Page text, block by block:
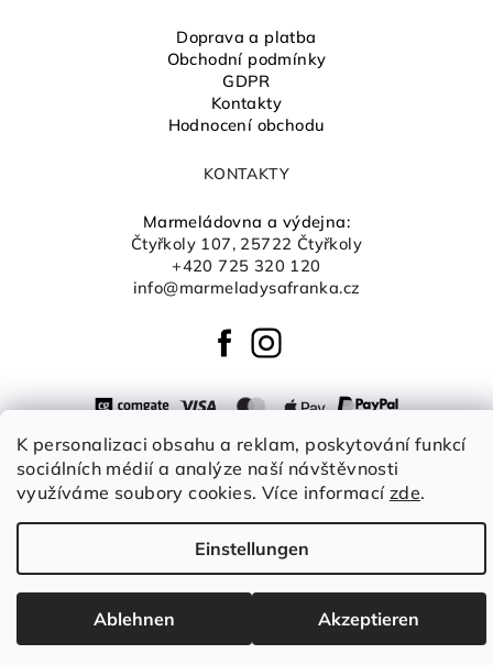
K personalizaci obsahu a reklam, poskytování funkcí
sociálních médií a analýze naší návštěvnosti
využíváme soubory cookies. Více informací zde.
Einstellungen
Ablehnen Akzeptieren
Doprava a platba
Obchodní podmínky
GDPR
Kontakty
Hodnocení obchodu
KONTAKTY
Marmeládovna a výdejna:
Čtyřkoly 107, 25722 Čtyřkoly
+420 725 320 120
info@marmeladysafranka.cz
Copyright 2026Šafránka boutique. Alle Rechte
vorbehalten. Cookie-Einstellungen ändern
Erstellt von Shoptet